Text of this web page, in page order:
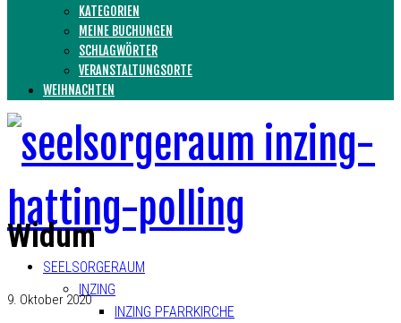
KATEGORIEN
MEINE BUCHUNGEN
SCHLAGWÖRTER
VERANSTALTUNGSORTE
WEIHNACHTEN
SEELSORGERAUM
INZING
INZING PFARRKIRCHE
Widum
9. Oktober 2020